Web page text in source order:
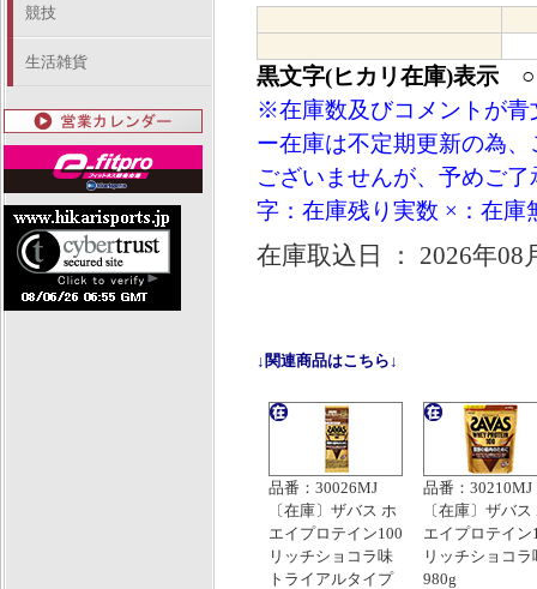
競技
生活雑貨
黒文字(ヒカリ在庫)表示
※在庫数及びコメントが青
ー在庫は不定期更新の為
ございませんが、予めご
字：在庫残り実数 ×：在庫
在庫取込日 ： 2026年08
↓関連商品はこちら↓
品番：30026MJ
〔在庫〕ザバス ホ
エイプロテイン100
リッチショコラ味
トライアルタイプ
品番：30210MJ
〔在庫〕ザバス
エイプロテイン
リッチショコラ
980g